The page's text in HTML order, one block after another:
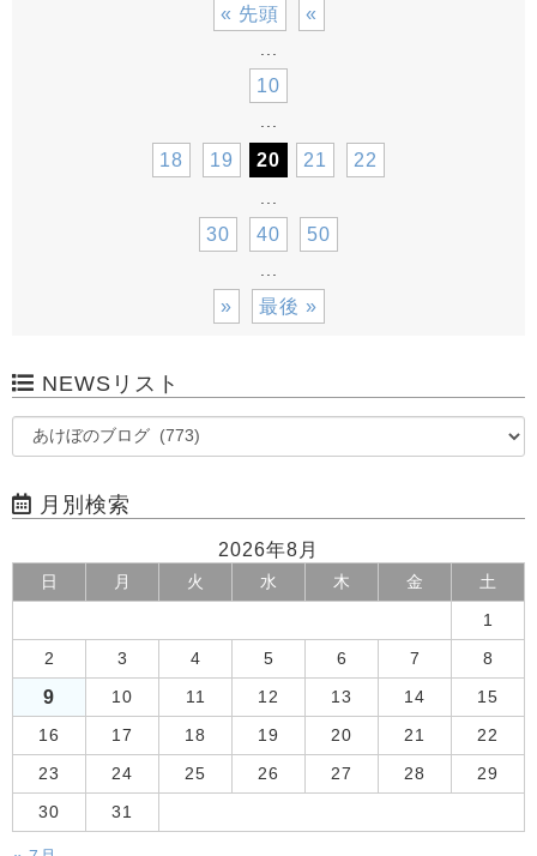
« 先頭 «
10
18 19 20 21 22
30 40 50
» 最後 »
NEWSリスト
月別検索
2026年8月
日 月 火 水 木 金 土
1
2 3 4 5 6 7 8
9 10 11 12 13 14 15
16 17 18 19 20 21 22
23 24 25 26 27 28 29
30 31